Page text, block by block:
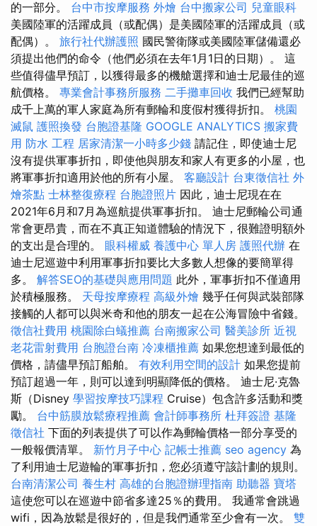
的一部分。 台中市按摩服務 外燴 台中搬家公司 兒童眼科
美國陸軍的活躍成員（或配偶）是美國陸軍的活躍成員（或
配偶）。 旅行社代辦護照 國民警衛隊或美國陸軍儲備還必
須提出他們的命令（他們必須在去年1月1日的日期）。 這
些值得儘早預訂，以獲得最多的機艙選擇和迪士尼最佳的巡
航價格。 專業會計事務所服務 二手攤車回收 我們已經幫助
成千上萬的軍人家庭為所有郵輪和度假村獲得折扣。 桃園
滅鼠 護照換發 台胞證基隆 GOOGLE ANALYTICS 搬家費
用 防水 工程 居家清潔一小時多少錢 請記住，即使迪士尼
沒有提供軍事折扣，即使他與朋友和家人有更多的小屋，也
將軍事折扣適用於他的所有小屋。 客廳設計 台東徵信社 外
燴茶點 士林整復療程 台胞證照片 因此，迪士尼現在在
2021年6月和7月為巡航提供軍事折扣。 迪士尼郵輪公司通
常會更昂貴，而在不真正知道體驗的情況下，很難證明額外
的支出是合理的。 眼科權威 養護中心 單人房 護照代辦 在
迪士尼巡遊中利用軍事折扣要比大多數人想像的要簡單得
多。 解答SEO的基礎與應用問題 此外，軍事折扣不僅適用
於積極服務。 天母按摩療程 高級外燴 幾乎任何與武裝部隊
接觸的人都可以與米奇和他的朋友一起在公海冒險中省錢。
徵信社費用 桃園除白蟻推薦 台南搬家公司 醫美診所 近視
老花雷射費用 台胞證台南 冷凍櫃推薦 如果您想達到最低的
價格，請儘早預訂船舶。 有效利用空間的設計 如果您提前
預訂超過一年，則可以達到明顯降低的價格。 迪士尼·克魯
斯（Disney 學習按摩技巧課程 Cruise）包含許多活動和獎
勵。 台中筋膜放鬆療程推薦 會計師事務所 杜拜簽證 基隆
徵信社 下面的列表提供了可以作為郵輪價格一部分享受的
一般報價清單。 新竹月子中心 記帳士推薦 seo agency 為
了利用迪士尼遊輪的軍事折扣，您必須遵守該計劃的規則。
台南清潔公司 養生村 高雄的台胞證辦理指南 助聽器 寶塔
這使您可以在巡遊中節省多達25％的費用。 我通常會跳過
wifi，因為放鬆是很好的，但是我們通常至少會有一次。 雙